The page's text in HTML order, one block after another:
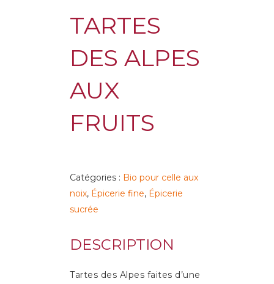
TARTES
DES ALPES
AUX
FRUITS
Catégories : Bio pour celle aux
noix, Épicerie fine, Épicerie
sucrée
DESCRIPTION
Tartes des Alpes faites d’une